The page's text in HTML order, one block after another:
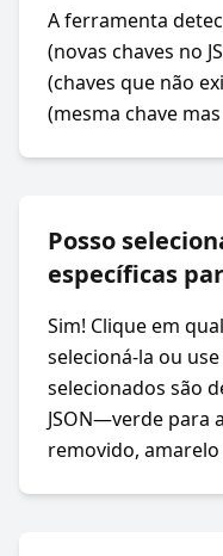
A ferramenta
(novas chaves no
(chaves que não
(mesma chave
Posso
específicas
Sim! Clique em
selecioná-la ou
selecionados são
JSON—verde para
removido,